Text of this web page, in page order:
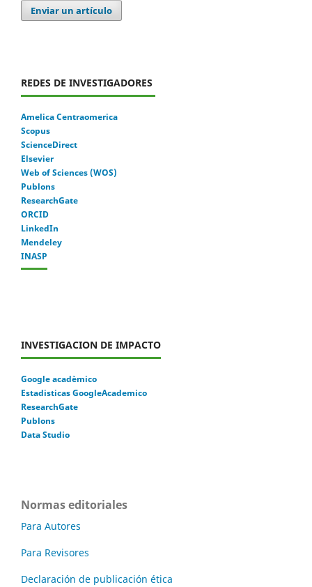
Enviar un artículo
REDES DE INVESTIGADORES
Amelica Centraomerica
Scopus
ScienceDirect
Elsevier
Web of Sciences (WOS)
Publons
ResearchGate
ORCID
LinkedIn
Mendeley
INASP
INVESTIGACION DE IMPACTO
Google acadèmico
Estadisticas GoogleAcademico
ResearchGate
Publons
Data Studio
Normas editoriales
Para Autores
Para Revisores
Declaración de publicación ética